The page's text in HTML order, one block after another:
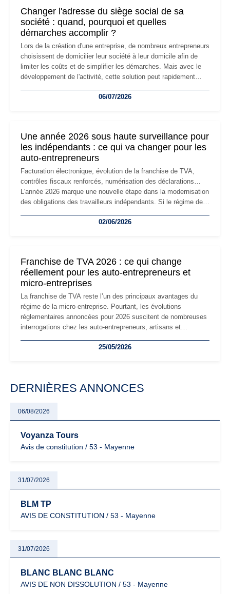
Changer l'adresse du siège social de sa
société : quand, pourquoi et quelles
démarches accomplir ?
Lors de la création d'une entreprise, de nombreux entrepreneurs
choisissent de domicilier leur société à leur domicile afin de
limiter les coûts et de simplifier les démarches. Mais avec le
développement de l'activité, cette solution peut rapidement
professionnels, recrutement, image de marque… Le
06/07/2026
Une année 2026 sous haute surveillance pour
les indépendants : ce qui va changer pour les
auto-entrepreneurs
Facturation électronique, évolution de la franchise de TVA,
contrôles fiscaux renforcés, numérisation des déclarations…
L'année 2026 marque une nouvelle étape dans la modernisation
des obligations des travailleurs indépendants. Si le régime de
les auto-entrepreneurs devront s'adapter à un environnement
02/06/2026
Franchise de TVA 2026 : ce qui change
réellement pour les auto-entrepreneurs et
micro-entreprises
La franchise de TVA reste l’un des principaux avantages du
régime de la micro-entreprise. Pourtant, les évolutions
réglementaires annoncées pour 2026 suscitent de nombreuses
interrogations chez les auto-entrepreneurs, artisans et
facturation ou risque de bascule vers la TVA : les règles
25/05/2026
DERNIÈRES ANNONCES
06/08/2026
Voyanza Tours
Avis de constitution / 53 - Mayenne
31/07/2026
BLM TP
AVIS DE CONSTITUTION / 53 - Mayenne
31/07/2026
BLANC BLANC BLANC
AVIS DE NON DISSOLUTION / 53 - Mayenne